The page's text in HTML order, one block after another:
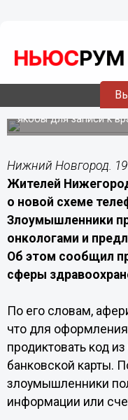
19.02.202620:00
Нижегородцев
врачей-
Злоумышленники
якобы для записи к
Нижний Новгород.
Жителей
о новой схеме
Злоумышленники
онкологами и
Об этом сообщил
сферы
По его словам,
что для
продиктовать код
банковской карты.
злоумышленники
информации или